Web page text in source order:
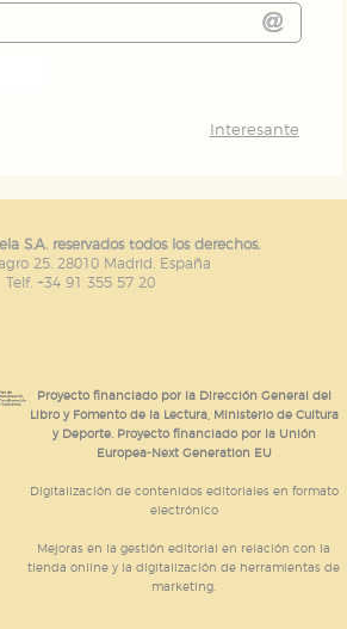
Interesante
S.A. reservados todos los derechos.
25. 28010 Madrid. España
Telf. +34 91 355 57 20
Proyecto financiado por la Dirección General del
Libro y Fomento de la Lectura, Ministerio de Cultura
y Deporte. Proyecto financiado por la Unión
Europea-Next Generation EU
Digitalización de contenidos editoriales en formato
electrónico
Mejoras en la gestión editorial en relación con la
tienda online y la digitalización de herramientas de
marketing.